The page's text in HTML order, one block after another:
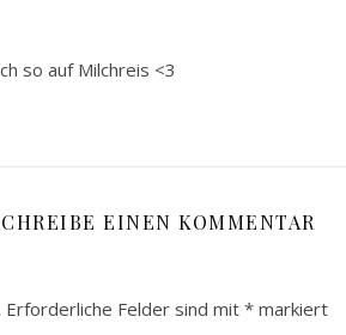
so auf Milchreis <3
EINEN KOMMENTAR
Erforderliche Felder sind mit * markiert